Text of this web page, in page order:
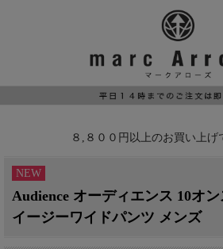
８,８００円以上のお買い上げ
NEW
Audience オーディエンス 10オ
イージーワイドパンツ メンズ